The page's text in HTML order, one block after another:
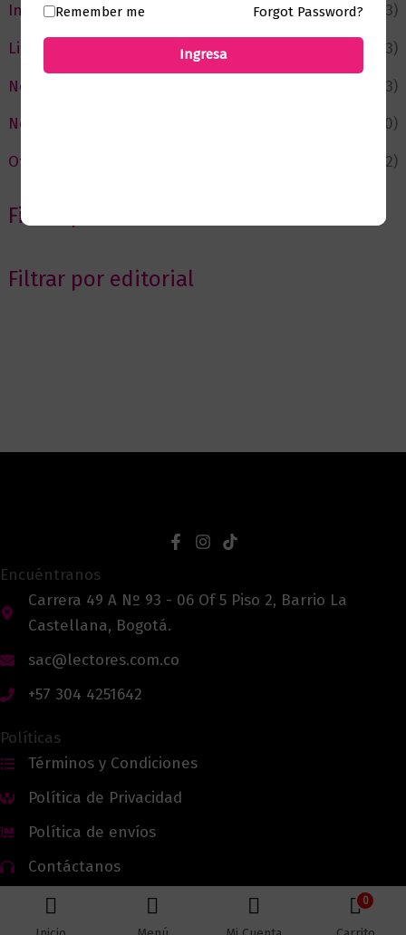
Infantil y Juvenil
(213)
Literatura
(373)
Negocios
(43)
Novedades
(110)
Ofertas
(12)
Filtrar por Autor
Filtrar por editorial
Encuéntranos
Carrera 49 A Nº 93 - 06 Of 5 Piso 2, Barrio La
Castellana, Bogotá.
sac@lectores.com.co
+57 304 4251642
Políticas
Términos y Condiciones
Política de Privacidad
Política de envíos
Contáctanos
0
Remember me Forgot Password?
Ingresa